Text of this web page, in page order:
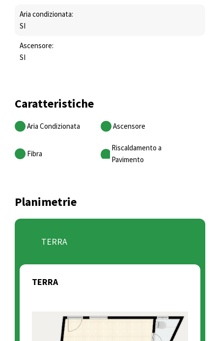
Aria condizionata:
SI
Ascensore:
SI
Caratteristiche
Aria Condizionata Ascensore
Fibra
Riscaldamento a
Pavimento
Planimetrie
TERRA
TERRA